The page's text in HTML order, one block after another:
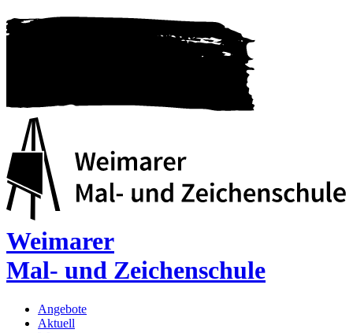
Weimarer
Mal- und Zeichenschule
Angebote
Aktuell